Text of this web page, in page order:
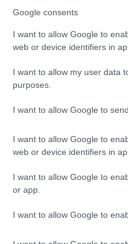
Google consents
I want to allow Google to
web or device identifiers in
I want to allow my user data
purposes.
I want to allow Google to
I want to allow Google to
web or device identifiers in
I want to allow Google to
or app.
I want to allow Google to
Η Chery επενδύει 75 εκατ.
δολάρια στην KG Mobility